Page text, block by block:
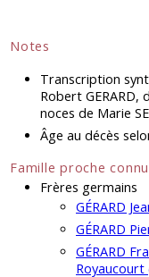
Notes
Transcription
Robert GERARD,
noces de Marie
Âge au décès
Famille proche
Frères germains
GÉRARD
GÉRARD
GÉRARD
Royaucourt